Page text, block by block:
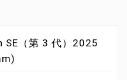
SE（第 3 代）2025